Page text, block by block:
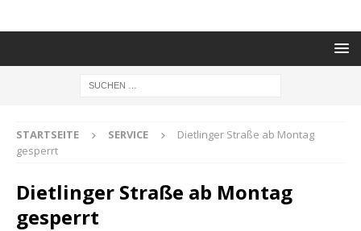
STARTSEITE SERVICE
Dietlinger Straße ab Montag
gesperrt
Dietlinger Straße ab Montag
gesperrt